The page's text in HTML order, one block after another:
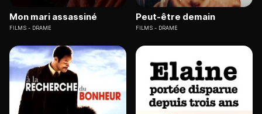
Mon mari assassiné
FILMS DRAME
Peut-être demain
FILMS DRAME